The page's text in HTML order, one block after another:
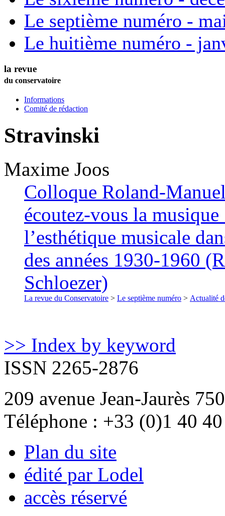
Le septième numéro -
Le huitième numéro -
la revue
du conservatoire
Informations
Comité de rédaction
Stravinski
Maxime Joos
Colloque Roland-
écoutez-vous la
l’esthétique musicale
des années 1930-1960
Schloezer)
La revue du Conservatoire > Le septième numéro > Actualité
>> Index by keyword
ISSN 2265-2876
209 avenue Jean-Jaurès
Téléphone : +33 (0)1 40
Plan du site
édité par Lodel
accès réservé